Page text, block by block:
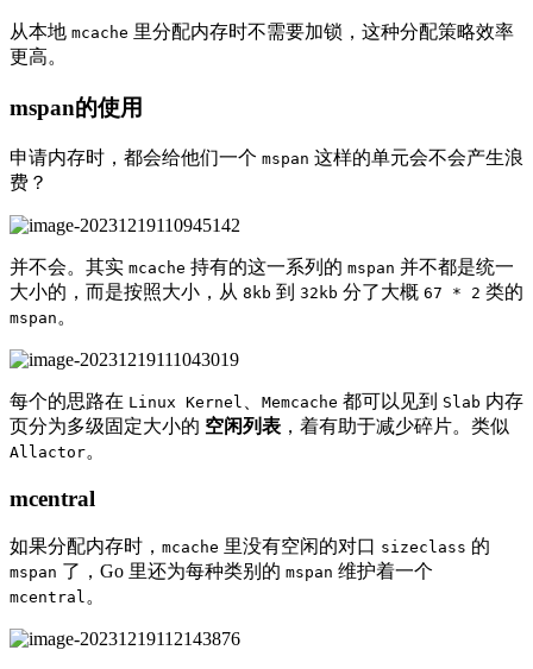
从本地 mcache 里分配内存时不需要加锁，这种分配策略效率
更高。
mspan的使用
申请内存时，都会给他们一个 mspan 这样的单元会不会产生浪
费？
并不会。其实 mcache 持有的这一系列的 mspan 并不都是统一
大小的，而是按照大小，从 8kb 到 32kb 分了大概 67 * 2 类的
mspan 。
每个的思路在 Linux Kernel Memcache 都可以见到 Slab 内存
页分为多级固定大小的 空闲列表 ，着有助于减少碎片。类似
Allactor。
mcentral
如果分配内存时， mcache 里没有空闲的对口 sizeclass 的
mspan 了，Go 里还为每种类别的 mspan 维护着一个
mcentral 。